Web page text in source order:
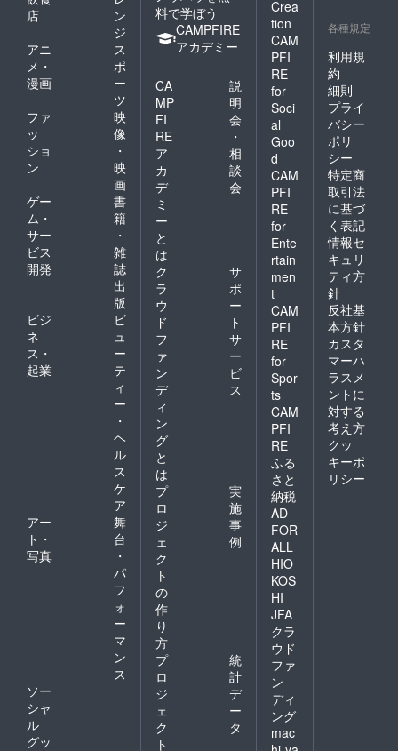
店
ン
ジ
アニ
メ・
漫画
ス
ポ
ー
ツ
ファ
ッ
ショ
ン
映
像
・
映
画
ゲー
ム・
サー
ビス
開発
書
籍
・
雑
誌
出
版
ビジ
ネ
ス・
起業
ビ
ュ
ー
テ
ィ
ー
・
ヘ
ル
ス
ケ
ア
アー
ト・
写真
舞
台
・
パ
フ
ォ
ー
マ
ン
ス
ソー
シャ
ル
グッ
料で学ぼう
CAMPFIRE
アカデミー
CA
MP
FI
RE
ア
カ
デ
ミ
ー
と
は
説
明
会
・
相
談
会
ク
ラ
ウ
ド
フ
ァ
ン
デ
ィ
ン
グ
と
は
サ
ポ
ー
ト
サ
ー
ビ
ス
プ
ロ
ジ
ェ
ク
ト
の
作
り
方
実
施
事
例
プ
ロ
ジ
ェ
ク
ト
統
計
デ
ー
タ
Crea
tion
CAM
PFI
RE
for
Soci
al
Goo
d
CAM
PFI
RE
for
Ente
rtain
men
t
CAM
PFI
RE
for
Spor
ts
CAM
PFI
RE
ふる
さと
納税
AD
FOR
ALL
HIO
KOS
HI
JFA
クラ
ウド
ファ
ン
ディ
ング
mac
各種規定
利用規
約
細則
プライ
バシー
ポリ
シー
特定商
取引法
に基づ
く表記
情報セ
キュリ
ティ方
針
反社基
本方針
カスタ
マーハ
ラスメ
ントに
対する
考え方
クッ
キーポ
リシー